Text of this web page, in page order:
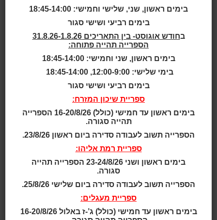
Lelystad Public Library, Flevomeer, Holland
אוכלוסייה: ללישטאד מונה כ-80,000 תושבים
שטח: 3,700 מ"ר
עלות: 6,400,000 אירו
Kwint Architecten
הספרייה הציבורית ללישטאד היא חלק מרשת ספריות
פלבומיר במחוז הצעיר בהולנד, פלבולנד.
בהקמת הספרייה החדשה עלתה השאלה איך אפשר
להביא קהלים חדשים לספרייה הציבורית, וכשהם כבר
להשאירם כמה שיותר זמן, ולגרום להם לשאול יותר ספרים.
הרעיון של אדריכל המבנה היה כי ניתן להשיג זאת רק אם
'נגרד את האופי המחליד' כביכול
של הספרייה הציבורית. הוא פיתח קונספט שעל פיו
הספרייה צריכה 'לחצות את הקווים' הן במבנה החיצוני והן
לספריות, קרוב לוודאי שהם אוהבים לערוך קניות. כשעושים
בימים ראשון, שני, שלישי וחמישי: 18:45-14:00
בימים רביעי ושישי סגור
ב
חודש אוגוסט- בין התאריכים 31.8.26-1.8.26
הספרייה תהייה פתוחה:
בימים ראשון, שני וחמישי: 18:45-14:00
בימי שלישי: 12:00-9:00, 18:45-14:00
בימים רביעי ושישי סגור
ספריית שיכון המזרח:
בימים ראשון עד חמישי (כולל) 16-20/8/26 הספרייה
תהייה סגורה.
הספרייה תשוב לעבודה סדירה ביום ראשון 23/8/26.
ספריית רמת אליהו:
בימים ראשון ושני 23-24/8/26 הספרייה תהייה
סגורה.
הספרייה תשוב לעבודה סדירה ביום שלישי 25/8/26.
ספריית מעגלים:
בימים ראשון עד חמישי (כולל) ג’-ז באלול 16-20/8/26